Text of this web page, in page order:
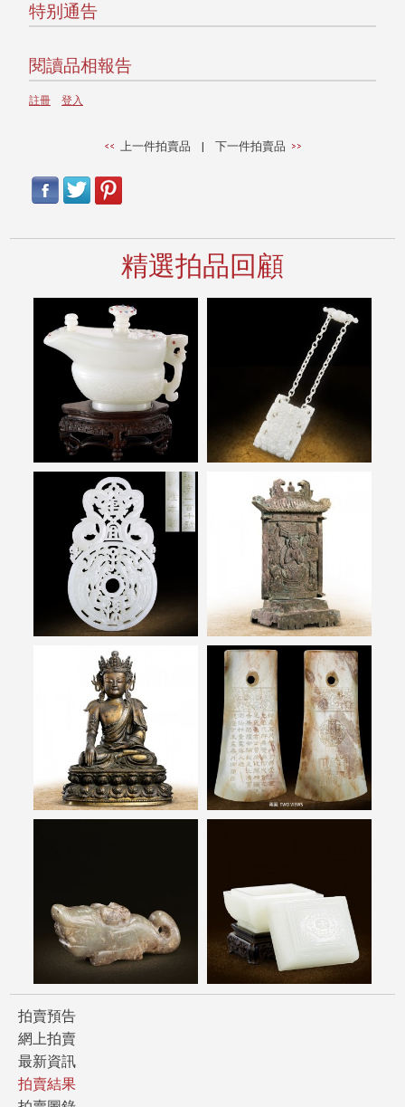
特别通告
閱讀品相報告
註冊 登入
上一件拍賣品 | 下一件拍賣品
精選拍品回顧
拍賣預告
網上拍賣
最新資訊
拍賣結果